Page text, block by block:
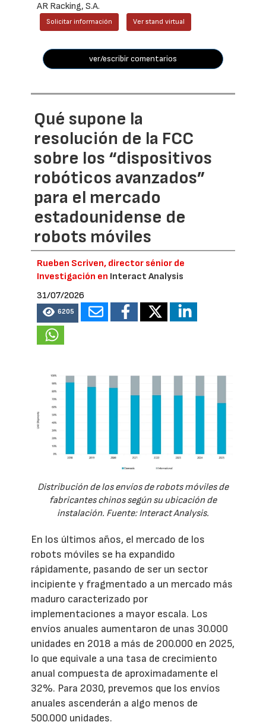
AR Racking, S.A.
Solicitar información Ver stand virtual
ver/escribir comentarios
Qué supone la
resolución de la FCC
sobre los “dispositivos
robóticos avanzados”
para el mercado
estadounidense de
robots móviles
Rueben Scriven, director sénior de
Investigación en Interact Analysis
31/07/2026
6205
Distribución de los envíos de robots móviles de
fabricantes chinos según su ubicación de
instalación. Fuente: Interact Analysis.
En los últimos años, el mercado de los
robots móviles se ha expandido
rápidamente, pasando de ser un sector
incipiente y fragmentado a un mercado más
maduro caracterizado por
implementaciones a mayor escala. Los
envíos anuales aumentaron de unas 30.000
unidades en 2018 a más de 200.000 en 2025,
lo que equivale a una tasa de crecimiento
anual compuesta de aproximadamente el
32%. Para 2030, prevemos que los envíos
anuales ascenderán a algo menos de
500.000 unidades.